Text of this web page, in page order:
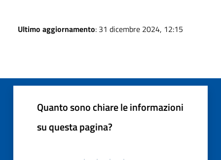
Ultimo aggiornamento: 31 dicembre 2024, 12:15
Quanto sono chiare le informazioni
su questa pagina?